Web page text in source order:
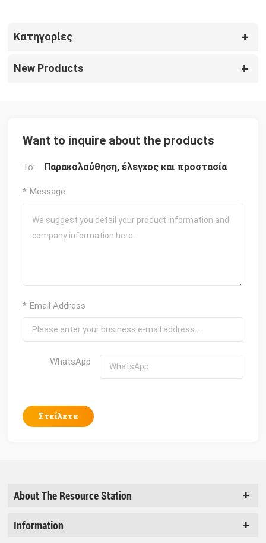
Κατηγορίες
New Products
Want to inquire about the products
To: Παρακολούθηση, έλεγχος και προστασία
* Message
* Email Address
WhatsApp
Στείλετε
About The Resource Station
Information